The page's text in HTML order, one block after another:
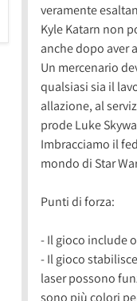
veramente
Kyle Katarn non
anche dopo aver
Un mercenario
qualsiasi sia il
allazione, al
prode Luke
Imbracciamo il
mondo di Star
Punti di forza:
- Il gioco include
- Il gioco
laser possono
sono più colori